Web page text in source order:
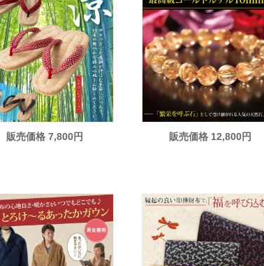
販売価格 7,800円 販売価格 12,800円